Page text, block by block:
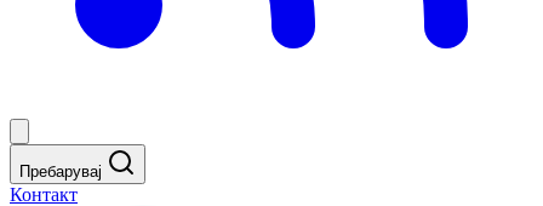
Пребарувај
Контакт